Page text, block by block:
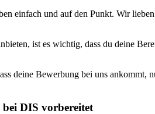
einfach und auf den Punkt. Wir
ist es wichtig, dass du deine
deine Bewerbung bei uns
bei DIS vorbereitet